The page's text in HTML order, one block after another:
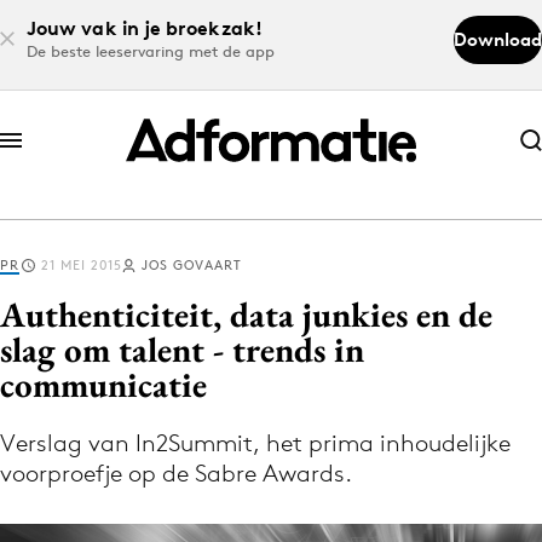
Jouw vak in je broekzak!
De beste leeservaring met de app
Download
Abonneer nu
Abonneer nu
Log in
Volg het laatste nieuws via de Adformatie
Nieuws app
PR 21 MEI 2015 JOS GOVAART
Authenticiteit, data junkies en de
slag om talent - trends in
communicatie
Verslag van In2Summit, het prima inhoudelijke
voorproefje op de Sabre Awards.